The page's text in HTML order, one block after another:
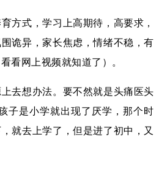
方式，学习上高期待，高要求，
诡异，家长焦虑，情绪不稳，有
看网上视频就知道了）。
去想办法。要不然就是头痛医头
子是小学就出现了厌学，那个时
就去上学了，但是进了初中，又